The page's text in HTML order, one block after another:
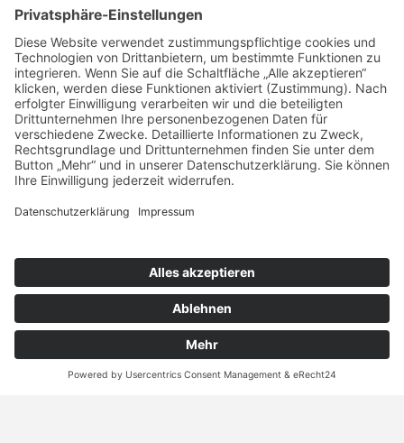
Broschüren
Broschüre Mülltrennung
Broschüre Mietschulden
Broschüre Richtig Heizen und Lüften
© 2026 GIM GmbH Dresden
Kontakt
Datenschutz
Impressum
Kesselsdorfer Str. 161, 01169 Dresden
0351 - 4181 821